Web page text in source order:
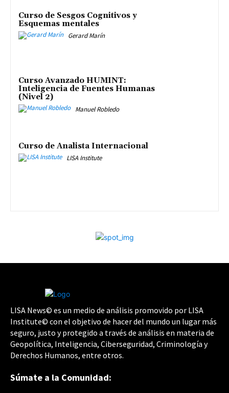
Curso de Sesgos Cognitivos y
Esquemas mentales
Gerard Marín
Curso Avanzado HUMINT:
Inteligencia de Fuentes Humanas
(Nivel 2)
Manuel Robledo
Curso de Analista Internacional
LISA Institute
LISA News© es un medio de análisis promovido por LISA
Institute© con el objetivo de hacer del mundo un lugar más
seguro, justo y protegido a través de análisis en materia de
Geopolítica, Inteligencia, Ciberseguridad, Criminología y
Derechos Humanos, entre otros.
Súmate a la Comunidad: